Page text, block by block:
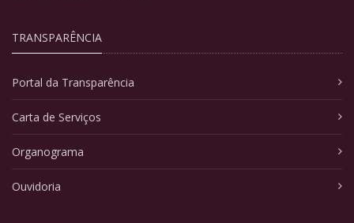
TRANSPARÊNCIA
Portal da Transparência
Carta de Serviços
Organograma
Ouvidoria